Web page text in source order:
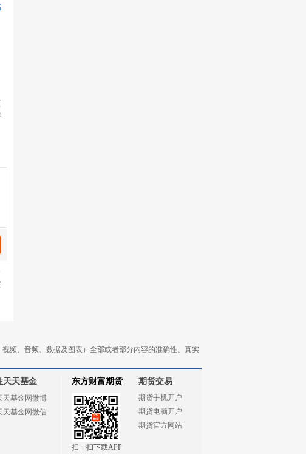
频、音频、数据及图表）全部或者部分内容的准确性、真实
天天基金
天基金网微博
天基金网微信
东方财富期货
扫一扫下载APP
期货交易
期货手机开户
期货电脑开户
期货官方网站